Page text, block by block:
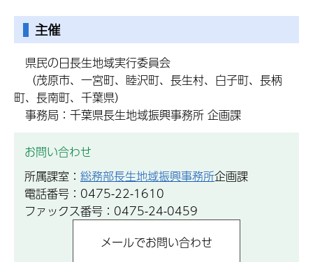
主催
県民の日長生地域実行委員会
（茂原市、一宮町、睦沢町、長生村、白子町、長柄
町、長南町、千葉県）
事務局：千葉県長生地域振興事務所 企画課
お問い合わせ
所属課室： 総務部長生地域振興事務所企画課
電話番号：0475-22-1610
ファックス番号：0475-24-0459